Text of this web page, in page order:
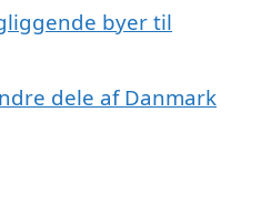
byer til
dele af Danmark